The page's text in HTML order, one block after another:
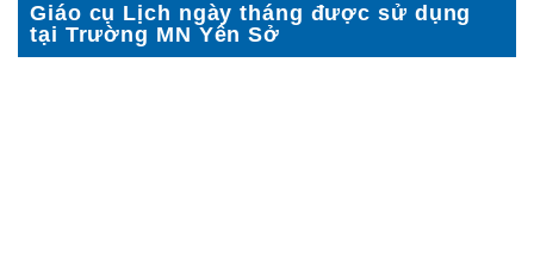
Giáo cụ Lịch ngày tháng được sử dụng
tại Trường MN Yên Sở